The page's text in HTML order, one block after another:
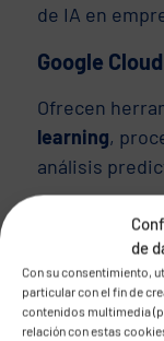
de
Con su consentimiento,
particular con el fin de
contenidos multimedia
relación con estas
de IA en
Google
Ofrecen
learning,
análisis
SAS AI &
Solución
machine
datos.